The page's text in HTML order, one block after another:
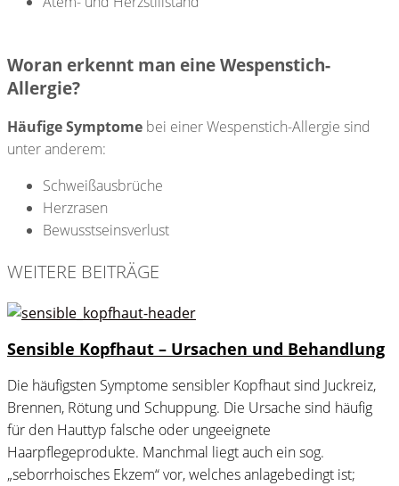
Woran erkennt man eine Wespenstich-
Allergie?
Häufige Symptome bei einer Wespenstich-Allergie sind
unter anderem:
Schweißausbrüche
Herzrasen
Bewusstseinsverlust
WEITERE BEITRÄGE
Sensible Kopfhaut – Ursachen und Behandlung
Die häufigsten Symptome sensibler Kopfhaut sind Juckreiz,
Brennen, Rötung und Schuppung. Die Ursache sind häufig
für den Hauttyp falsche oder ungeeignete
Haarpflegeprodukte. Manchmal liegt auch ein sog.
„seborrhoisches Ekzem“ vor, welches anlagebedingt ist;